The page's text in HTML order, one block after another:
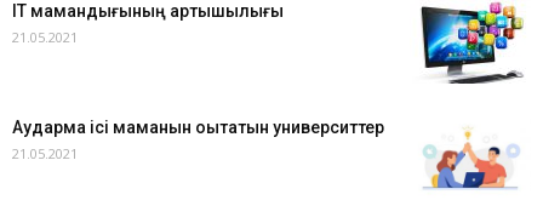
IT мамандығының артықшылығы
21.05.2021
Аударма ісі маманын оқытатын университтер
21.05.2021